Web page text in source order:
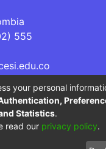
555
es una Institución
sujeta a
de
End User
your personal
Statistics.
read our privacy policy.